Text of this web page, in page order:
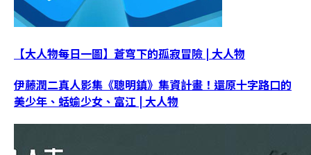
【大人物每日一圖】蒼穹下的孤寂冒險 | 大人物
伊藤潤二真人影集《聰明鎮》集資計畫！還原十字路口的
美少年、蛞蝓少女、富江 | 大人物